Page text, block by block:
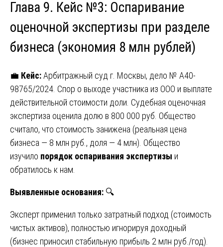
Глава 9. Кейс №3: Оспаривание
оценочной экспертизы при разделе
бизнеса (экономия 8 млн рублей)
💼 Кейс:Арбитражный суд г. Москвы, дело № А40-
98765/2024. Спор о выходе участника из ООО и выплате
действительной стоимости доли. Судебная оценочная
экспертиза оценила долю в 800 000 руб. Общество
считало, что стоимость занижена (реальная цена
бизнеса — 8 млн руб., доля — 4 млн). Общество
изучило порядок оспаривания экспертизы и
обратилось к нам.
Выявленные основания: 🔍
Эксперт применил только затратный подход (стоимость
чистых активов), полностью игнорируя доходный
(бизнес приносил стабильную прибыль 2 млн руб./год).